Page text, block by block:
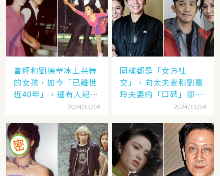
曾經和劉德華冰上共舞
的女孩，如今「已離世
近40年」，還有人記得
2024/11/04
同樣都是「女方社
交」，向太夫妻和劉嘉
玲夫妻的「口碑」卻差
太遠：聽她們對「另一
2024/11/04